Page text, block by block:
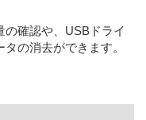
確認や、USBドライ
の消去ができます。